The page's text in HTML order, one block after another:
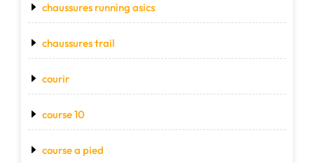
chaussures running asics
chaussures trail
courir
course 10
course a pied